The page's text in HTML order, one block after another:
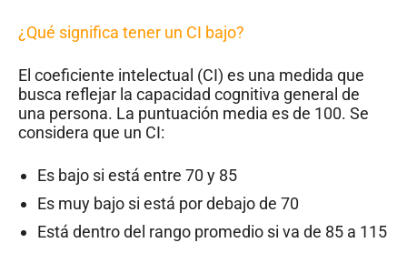
¿Qué significa tener un CI bajo?
El coeficiente intelectual (CI) es una medida que
busca reflejar la capacidad cognitiva general de
una persona. La puntuación media es de 100. Se
considera que un CI:
Es bajo si está entre 70 y 85
Es muy bajo si está por debajo de 70
Está dentro del rango promedio si va de 85 a 115